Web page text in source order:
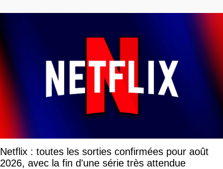
Netflix : toutes les sorties confirmées pour août
2026, avec la fin d'une série très attendue